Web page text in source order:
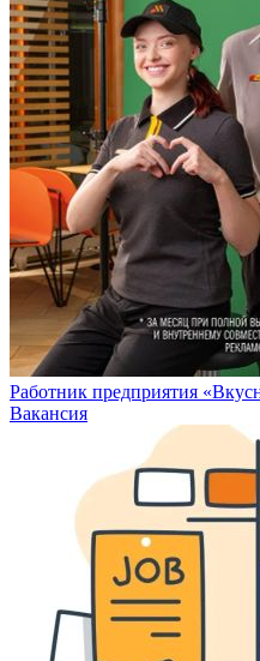
Работник предприятия
Вакансия